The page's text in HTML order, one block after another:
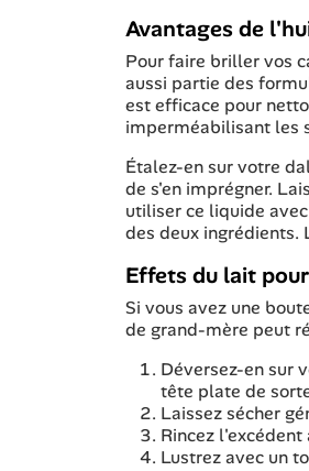
Avantages de
Pour faire briller vos
aussi partie des
est efficace pour
imperméabilisant les
Étalez-en sur votre
de s'en imprégner.
utiliser ce liquide
des deux ingrédients.
Effets du lait
Si vous avez une
de grand-mère peut
Déversez-en sur
tête plate de
Laissez sécher
Rincez
Lustrez avec un